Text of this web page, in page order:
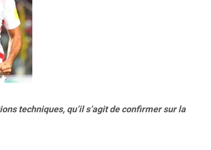
techniques, qu’il s’agit de confirmer sur la